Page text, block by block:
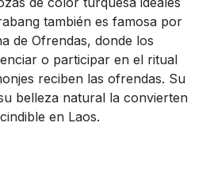
también es famosa por
de Ofrendas, donde los
o participar en el ritual
reciben las ofrendas. Su
belleza natural la convierten
en Laos.